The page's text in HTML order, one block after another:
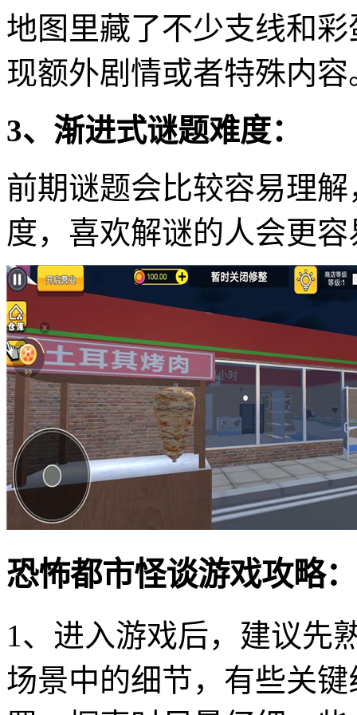
地图里藏了不少支线和
现额外剧情或者特殊内容
3、渐进式谜题难度：
前期谜题会比较容易理
度，喜欢解谜的人会更
恐怖都市怪谈游戏攻略：
1、进入游戏后，建议先
场景中的细节，有些关